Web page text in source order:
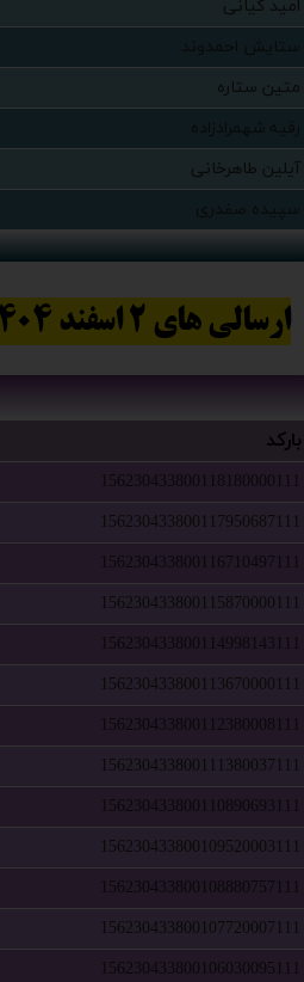
‫امید کیانی‬‏
‫متین ستاره‬‏
‫آیلین طاهرخانی‬‏
‫بارکد‬‏
156230433800118180000111
156230433800117950687111
156230433800116710497111
156230433800115870000111
156230433800114998143111
156230433800113670000111
156230433800112380008111
156230433800111380037111
156230433800110890693111
156230433800109520003111
156230433800108880757111
156230433800107720007111
156230433800106030095111
ارسالی های 2 اسفند 1404